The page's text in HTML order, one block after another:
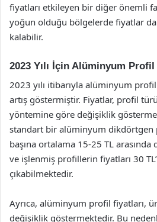
fiyatları etkileyen bir diğer önemli
yoğun olduğu bölgelerde fiyatlar
kalabilir.
2023 Yılı İçin Alüminyum Profil
2023 yılı itibarıyla alüminyum
artış göstermiştir. Fiyatlar, profil
yöntemine göre değişiklik
standart bir alüminyum dikdörtgen
başına ortalama 15-25 TL arasında
ve işlenmiş profillerin fiyatları 30
çıkabilmektedir.
Ayrıca, alüminyum profil fiyatları,
değişiklik göstermektedir. Bu